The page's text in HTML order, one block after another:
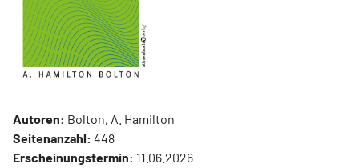
Autoren: Bolton, A. Hamilton
Seitenanzahl: 448
Erscheinungstermin: 11.06.2026